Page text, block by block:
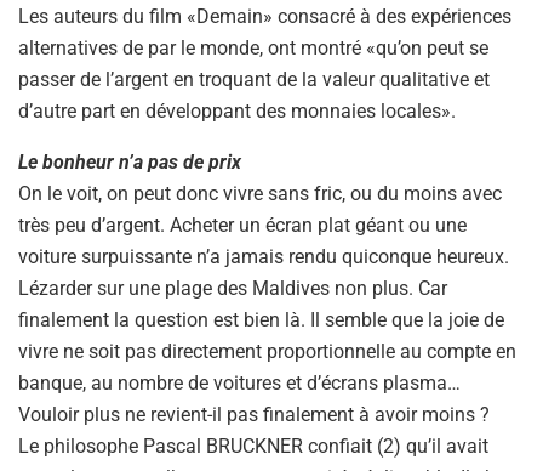
Les auteurs du film «Demain» consacré à des expériences
alternatives de par le monde, ont montré «qu’on peut se
passer de l’argent en troquant de la valeur qualitative et
d’autre part en développant des monnaies locales».
Le bonheur n’a pas de prix
On le voit, on peut donc vivre sans fric, ou du moins avec
très peu d’argent. Acheter un écran plat géant ou une
voiture surpuissante n’a jamais rendu quiconque heureux.
Lézarder sur une plage des Maldives non plus. Car
finalement la question est bien là. Il semble que la joie de
vivre ne soit pas directement proportionnelle au compte en
banque, au nombre de voitures et d’écrans plasma…
Vouloir plus ne revient-il pas finalement à avoir moins ?
Le philosophe Pascal BRUCKNER confiait (2) qu’il avait